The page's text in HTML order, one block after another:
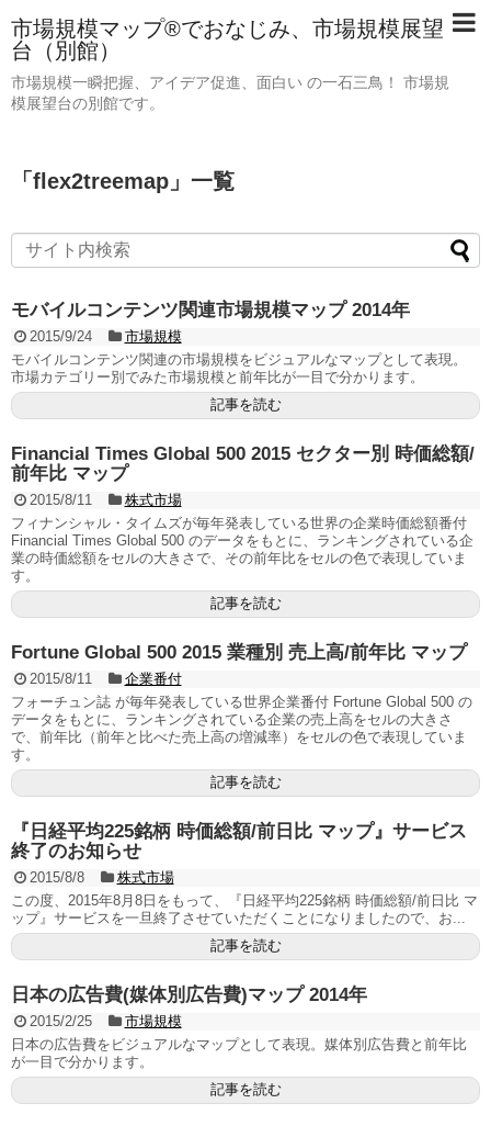
市場規模マップ®でおなじみ、市場規模展望
台（別館）
市場規模一瞬把握、アイデア促進、面白い の一石三鳥！ 市場規
模展望台の別館です。
「 flex2treemap 」 一覧
モバイルコンテンツ関連市場規模マップ 2014年
2015/9/24
市場規模
モバイルコンテンツ関連の市場規模をビジュアルなマップとして表現。
市場カテゴリー別でみた市場規模と前年比が一目で分かります。
記事を読む
Financial Times Global 500 2015 セクター別 時価総額/
前年比 マップ
2015/8/11
株式市場
フィナンシャル・タイムズが毎年発表している世界の企業時価総額番付
Financial Times Global 500 のデータをもとに、ランキングされている企
業の時価総額をセルの大きさで、その前年比をセルの色で表現していま
す。
記事を読む
Fortune Global 500 2015 業種別 売上高/前年比 マップ
2015/8/11
企業番付
フォーチュン誌 が毎年発表している世界企業番付 Fortune Global 500 の
データをもとに、ランキングされている企業の売上高をセルの大きさ
で、前年比（前年と比べた売上高の増減率）をセルの色で表現していま
す。
記事を読む
『日経平均225銘柄 時価総額/前日比 マップ』サービス
終了のお知らせ
2015/8/8
株式市場
この度、2015年8月8日をもって、『日経平均225銘柄 時価総額/前日比 マ
ップ』サービスを一旦終了させていただくことになりましたので、お...
記事を読む
日本の広告費(媒体別広告費)マップ 2014年
2015/2/25
市場規模
日本の広告費をビジュアルなマップとして表現。媒体別広告費と前年比
が一目で分かります。
記事を読む